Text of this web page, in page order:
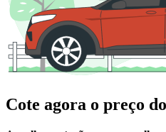
Cote agora o preço